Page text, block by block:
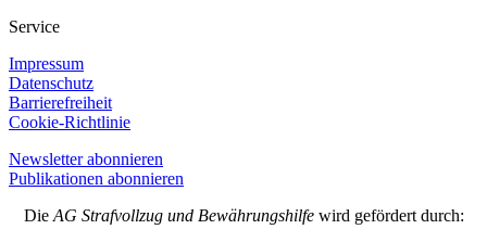
Service
Impressum
Datenschutz
Barrierefreiheit
Cookie-Richtlinie
Newsletter abonnieren
Publikationen abonnieren
Die AG Strafvollzug und Bewährungshilfewird gefördert durch: